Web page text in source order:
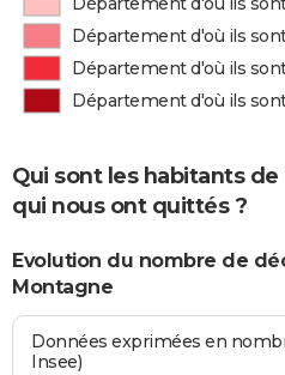
Département d'où ils
Département d'où ils
Département d'où ils
Qui sont les habitants
qui nous ont quittés ?
Evolution du nombre de
Montagne
Données exprimées en
Insee)